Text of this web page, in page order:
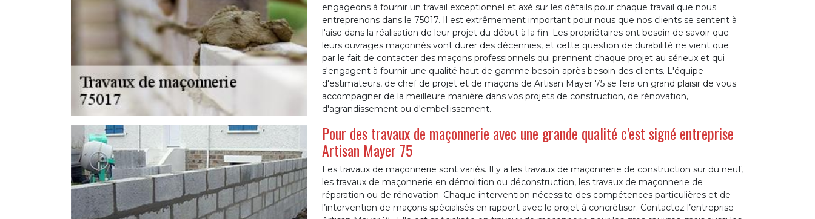
engageons à fournir un travail exceptionnel et axé sur les détails pour chaque travail que nous
entreprenons dans le 75017. Il est extrêmement important pour nous que nos clients se sentent à
l'aise dans la réalisation de leur projet du début à la fin. Les propriétaires ont besoin de savoir que
leurs ouvrages maçonnés vont durer des décennies, et cette question de durabilité ne vient que
par le fait de contacter des maçons professionnels qui prennent chaque projet au sérieux et qui
s'engagent à fournir une qualité haut de gamme besoin après besoin des clients. L'équipe
d'estimateurs, de chef de projet et de maçons de Artisan Mayer 75 se fera un grand plaisir de vous
accompagner de la meilleure manière dans vos projets de construction, de rénovation,
d'agrandissement ou d'embellissement.
Pour des travaux de maçonnerie avec une grande qualité c’est signé entreprise
Artisan Mayer 75
Les travaux de maçonnerie sont variés. Il y a les travaux de maçonnerie de construction sur du neuf,
les travaux de maçonnerie en démolition ou déconstruction, les travaux de maçonnerie de
réparation ou de rénovation. Chaque intervention nécessite des compétences particulières et de
l’intervention de maçons spécialisés en rapport avec le projet à concrétiser. Contactez l’entreprise